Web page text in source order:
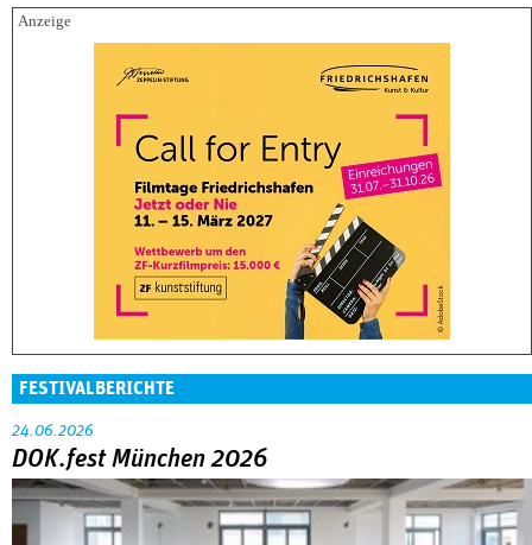
FESTIVALBERICHTE
24.06.2026
DOK.fest München 2026